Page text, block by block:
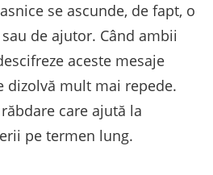
se ascunde, de fapt, o
de ajutor. Când ambii
aceste mesaje
dizolvă mult mai repede.
care ajută la
pe termen lung.